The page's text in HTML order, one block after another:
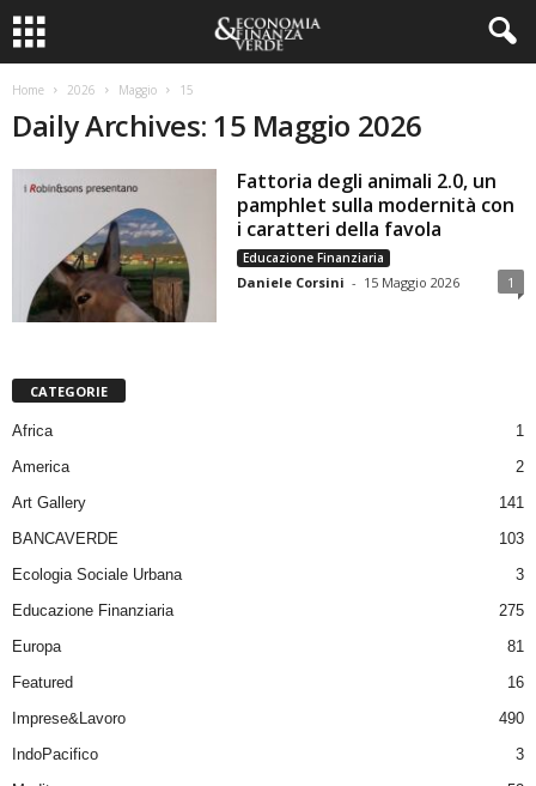
Home 2026 Maggio 15
Daily Archives: 15 Maggio 2026
Fattoria degli animali 2.0, un
pamphlet sulla modernità con
i caratteri della favola
Educazione Finanziaria
Daniele Corsini - 15 Maggio 2026 1
CATEGORIE
Africa
1
America
2
Art Gallery
141
BANCAVERDE
103
Ecologia Sociale Urbana
3
Educazione Finanziaria
275
Europa
81
Featured
16
Imprese&Lavoro
490
IndoPacifico
3